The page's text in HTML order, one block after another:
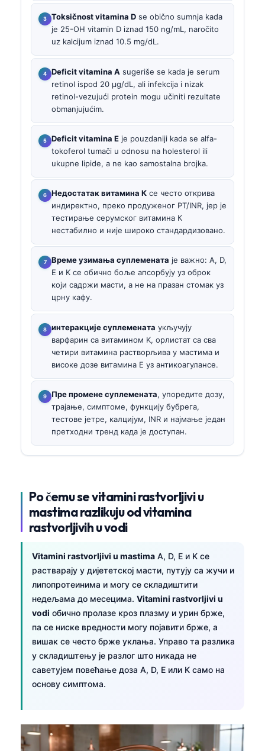
Toksičnost vitamina D se obično sumnja kada
je 25-OH vitamin D iznad 150 ng/mL, naročito
uz kalcijum iznad 10.5 mg/dL.
Deficit vitamina A sugeriše se kada je serum
retinol ispod 20 µg/dL, ali infekcija i nizak
retinol-vezujući protein mogu učiniti rezultate
obmanjujućim.
Deficit vitamina E je pouzdaniji kada se alfa-
tokoferol tumači u odnosu na holesterol ili
ukupne lipide, a ne kao samostalna brojka.
Недостатак витамина К се често открива
индиректно, преко продуженог PT/INR, јер је
тестирање серумског витамина К
нестабилно и није широко стандардизовано.
Време узимања суплемената је важно: A, D,
E и K се обично боље апсорбују уз оброк
који садржи масти, а не на празан стомак уз
црну кафу.
интеракције суплемената укључују
варфарин са витамином K, орлистат са сва
четири витамина растворљива у мастима и
високе дозе витамина E уз антикоагулансе.
Пре промене суплемената, упоредите дозу,
трајање, симптоме, функцију бубрега,
тестове јетре, калцијум, INR и најмање један
претходни тренд када је доступан.
Po čemu se vitamini rastvorljivi u
mastima razlikuju od vitamina
rastvorljivih u vodi
Vitamini rastvorljivi u mastima A, D, E и K се
растварају у дијететској масти, путују са жучи и
липопротеинима и могу се складиштити
недељама до месецима. Vitamini rastvorljivi u
vodi обично пролазе кроз плазму и урин брже,
па се ниске вредности могу појавити брже, а
вишак се често брже уклања. Управо та разлика
у складиштењу је разлог што никада не
саветујем повећање доза A, D, E или K само на
основу симптома.